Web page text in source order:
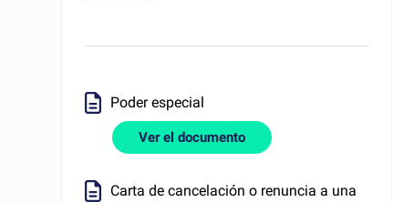
Poder especial
Ver el documento
Carta de cancelación o renuncia a una